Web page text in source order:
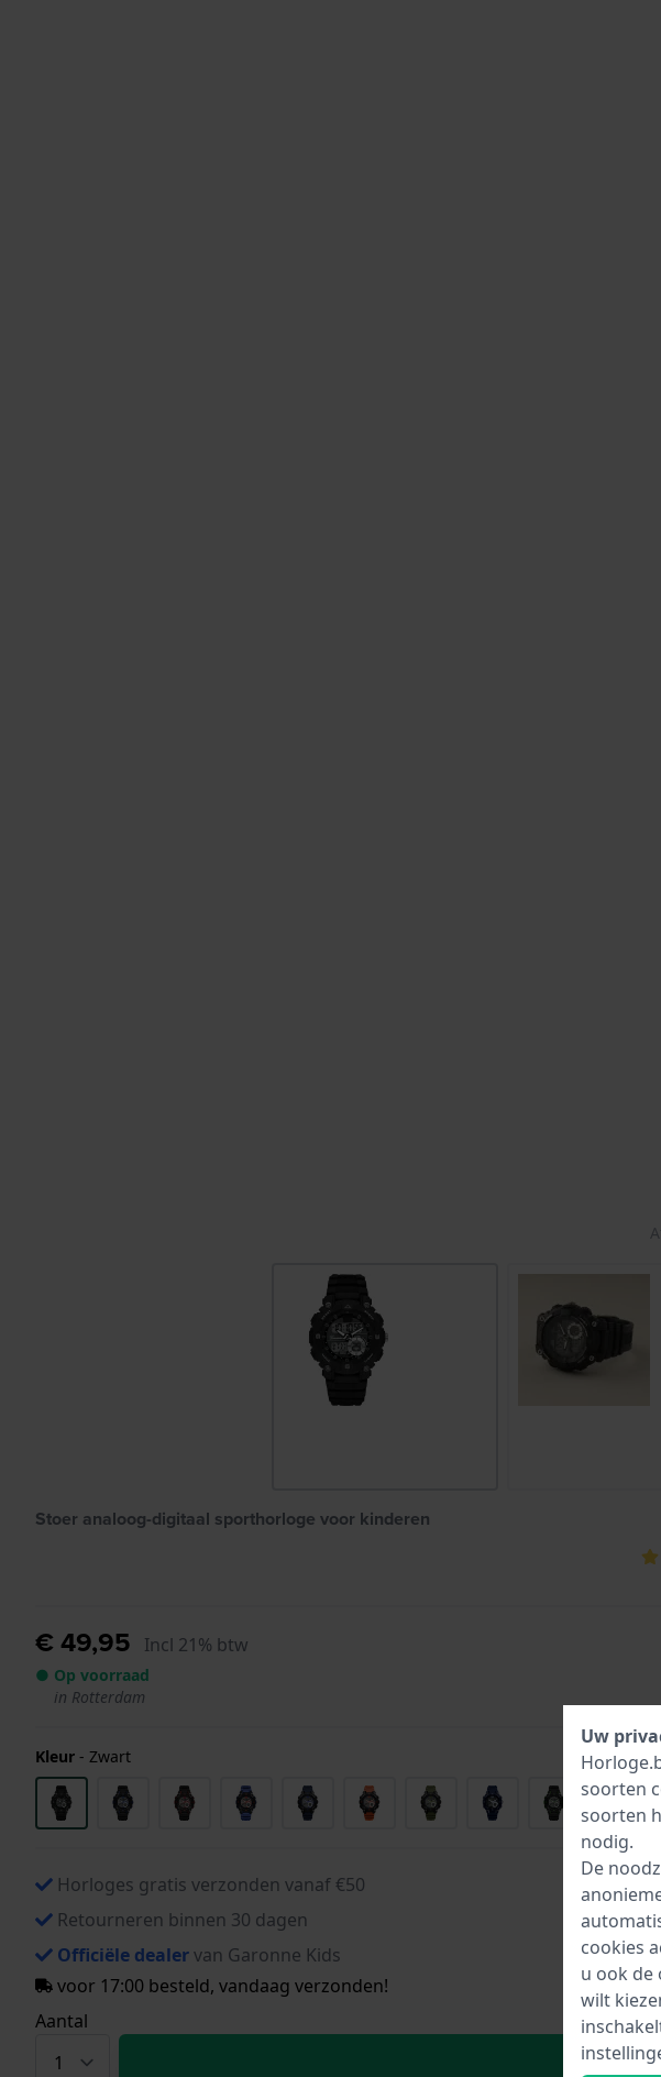
Stoer analoog-digitaal sporthorloge voor kinderen
€ 49,95 Incl 21% btw
● Op voorraad
in Rotterdam
Kleur - Zwart
Horloges gratis verzonden vanaf €50
Retourneren binnen 30 dagen
Officiële dealervan Garonne Kids
voor 17:00 besteld, vandaag verzonden!
Aantal
Uw
soorten
soorten
nodig.
De
cookies
u ook de
wilt